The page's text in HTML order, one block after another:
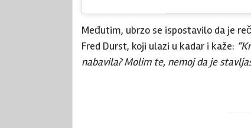
Međutim, ubrzo se ispostavilo da je
Fred Durst, koji ulazi u kadar i kaže:
nabavila? Molim te, nemoj da je